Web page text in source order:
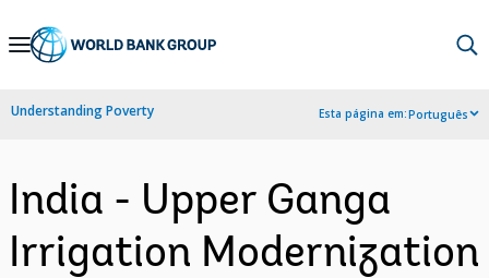
Skip
Navigation
Understanding Poverty Esta página em:Português
India - Upper Ganga
Irrigation Modernization